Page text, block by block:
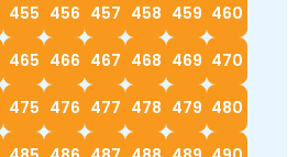
455 456 457 458 459 460
465 466 467 468 469 470
475 476 477 478 479 480